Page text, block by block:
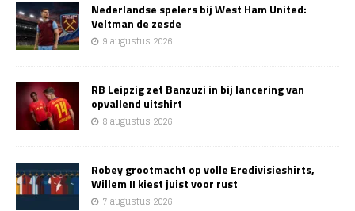
Nederlandse spelers bij West Ham United:
Veltman de zesde
9 augustus 2026
RB Leipzig zet Banzuzi in bij lancering van
opvallend uitshirt
8 augustus 2026
Robey grootmacht op volle Eredivisieshirts,
Willem II kiest juist voor rust
7 augustus 2026